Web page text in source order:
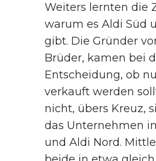
Weiters lernten die
warum es Aldi Süd
gibt. Die Gründer
Brüder, kamen bei
Entscheidung, ob
verkauft werden
nicht, übers Kreuz,
das Unternehmen
und Aldi Nord.